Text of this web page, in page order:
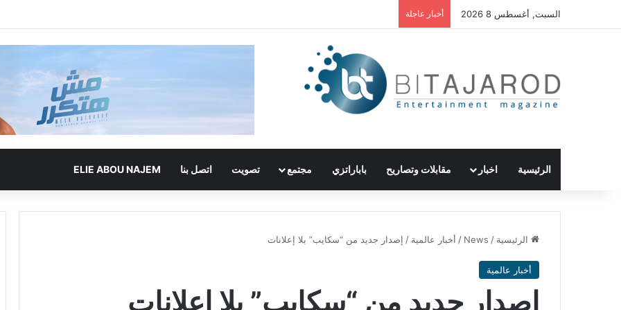
السبت, أغسطس 8 2026 أخبار عاجلة
الرئيسية اخبار مقابلات وتصاريح باباراتزي مجتمع تصويت اتصل بنا ELIE ABOU NAJEM
الرئيسية /
News
/ أخبار عالمية / إصدار جديد من “سكايب” بلا إعلانات
أخبار عالمية
إصدار جديد من “سكايب” بلا إعلانات